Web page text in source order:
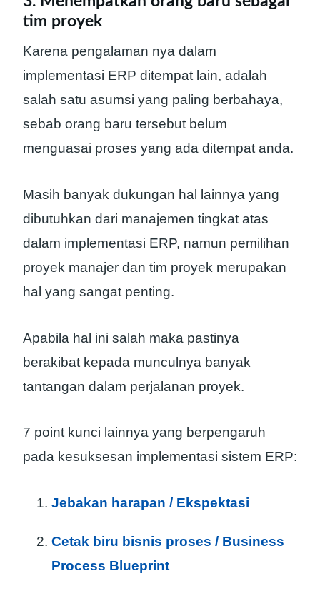
tim proyek
Karena pengalaman nya dalam
implementasi ERP ditempat lain, adalah
salah satu asumsi yang paling berbahaya,
sebab orang baru tersebut belum
menguasai proses yang ada ditempat anda.
Masih banyak dukungan hal lainnya yang
dibutuhkan dari manajemen tingkat atas
dalam implementasi ERP, namun pemilihan
proyek manajer dan tim proyek merupakan
hal yang sangat penting.
Apabila hal ini salah maka pastinya
berakibat kepada munculnya banyak
tantangan dalam perjalanan proyek.
7 point kunci lainnya yang berpengaruh
pada kesuksesan implementasi sistem ERP:
Jebakan harapan / Ekspektasi
Cetak biru bisnis proses / Business
Process Blueprint